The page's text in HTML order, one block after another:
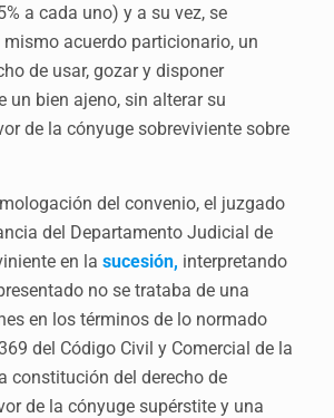
a cada uno) y a su vez, se
acuerdo particionario, un
de usar, gozar y disponer
un bien ajeno, sin alterar su
de la cónyuge sobreviviente sobre
del convenio, el juzgado
del Departamento Judicial de
en la sucesión, interpretando
no se trataba de una
en los términos de lo normado
del Código Civil y Comercial de la
constitución del derecho de
de la cónyuge supérstite y una